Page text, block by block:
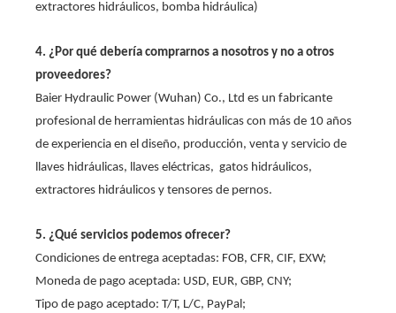
extractores hidráulicos, bomba hidráulica)
4. ¿Por qué debería comprarnos a nosotros y no a otros
proveedores?
Baier Hydraulic Power (Wuhan) Co., Ltd es un fabricante
profesional de herramientas hidráulicas con más de 10 años
de experiencia en el diseño, producción, venta y servicio de
llaves hidráulicas, llaves eléctricas, gatos hidráulicos,
extractores hidráulicos y tensores de pernos.
5. ¿Qué servicios podemos ofrecer?
Condiciones de entrega aceptadas: FOB, CFR, CIF, EXW;
Moneda de pago aceptada: USD, EUR, GBP, CNY;
Tipo de pago aceptado: T/T, L/C, PayPal;